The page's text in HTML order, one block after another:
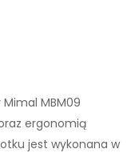
MBM09
ergonomią
jest wykonana w